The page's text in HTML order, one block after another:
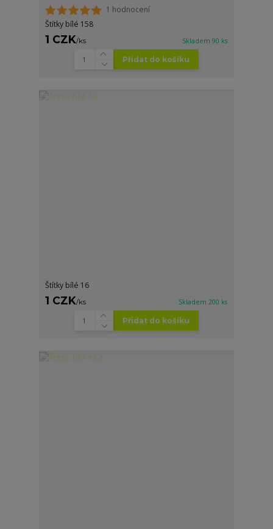
1 hodnocení
Štítky bílé 158
1 CZK/ks Skladem 90 ks
Přidat do košíku
Štítky bílé 16
1 CZK/ks Skladem 200 ks
Přidat do košíku